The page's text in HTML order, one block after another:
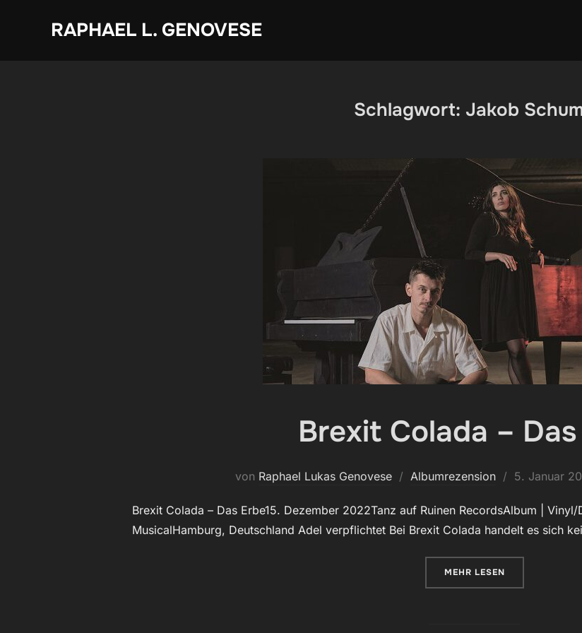
RAPHAEL L. GENOVESE
Schlagwort: Jakob
Brexit Colada –
von Raphael Lukas Genovese Albumrezension 5. Januar
Brexit Colada – Das Erbe15. Dezember 2022Tanz auf Ruinen RecordsAlbum |
MusicalHamburg, Deutschland Adel verpflichtet Bei Brexit Colada handelt es sich
MEHR ÜBER „BREXIT
LESEN